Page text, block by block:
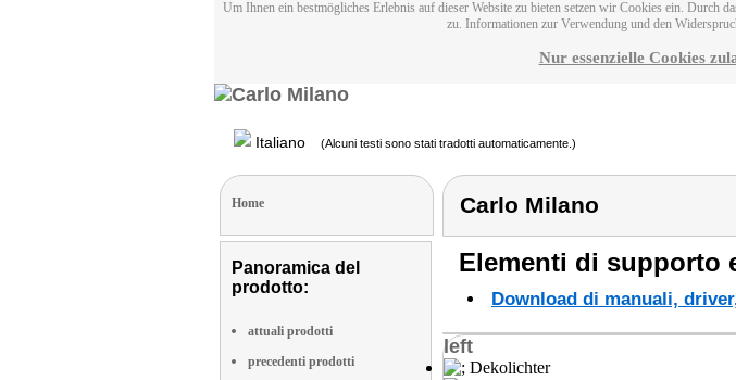
Um Ihnen ein bestmögliches Erlebnis auf dieser Website zu bieten setzen wir Cookies ein.
zu. Informationen zur Verwendung und den
Nur essenzielle Cookies
Italiano (Alcuni testi sono stati tradotti automaticamente.)
Home
Panoramica del
prodotto:
attuali prodotti
precedenti prodotti
Carlo Milano
Elementi di supporto
Download di manuali,
left